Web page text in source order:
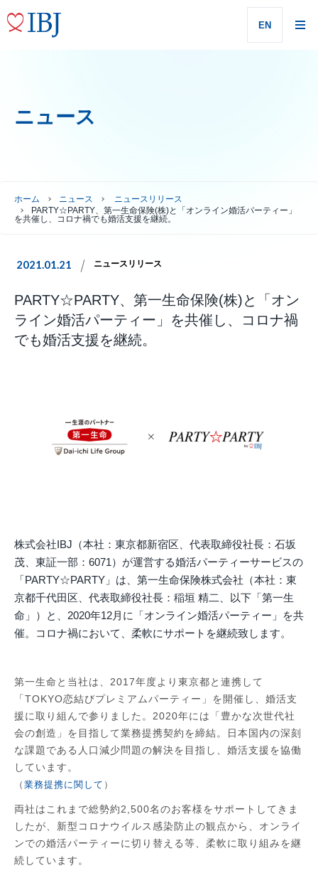
EN
ニュース
ホーム ニュース
ニュースリリース
PARTY☆PARTY、第一生命保険(株)と「オンライン婚活パーティー」
を共催し、コロナ禍でも婚活支援を継続。
2021.01.21 ニュースリリース
PARTY☆PARTY、第一生命保険(株)と「オン
ライン婚活パーティー」を共催し、コロナ禍
でも婚活支援を継続。
株式会社IBJ（本社：東京都新宿区、代表取締役社長：石坂
茂、東証一部：6071）が運営する婚活パーティーサービスの
「PARTY☆PARTY」は、第一生命保険株式会社（本社：東
京都千代田区、代表取締役社長：稲垣 精二、以下「第一生
命」）と、2020年12月に「オンライン婚活パーティー」を共
催。コロナ禍において、柔軟にサポートを継続致します。
第一生命と当社は、2017年度より東京都と連携して
「TOKYO恋結びプレミアムパーティー」を開催し、婚活支
援に取り組んで参りました。2020年には「豊かな次世代社
会の創造」を目指して業務提携契約を締結。日本国内の深刻
な課題である人口減少問題の解決を目指し、婚活支援を協働
しています。
（ 業務提携に関して ）
両社はこれまで総勢約2,500名のお客様をサポートしてきま
したが、新型コロナウイルス感染防止の観点から、オンライ
ンでの婚活パーティーに切り替える等、柔軟に取り組みを継
続しています。